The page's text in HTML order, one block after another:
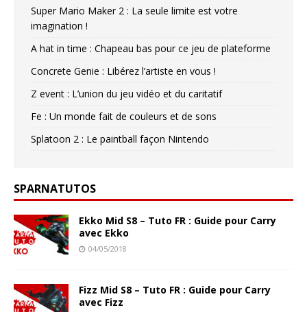
Super Mario Maker 2 : La seule limite est votre
imagination !
A hat in time : Chapeau bas pour ce jeu de plateforme
Concrete Genie : Libérez l’artiste en vous !
Z event : L’union du jeu vidéo et du caritatif
Fe : Un monde fait de couleurs et de sons
Splatoon 2 : Le paintball façon Nintendo
SPARNATUTOS
Ekko Mid S8 – Tuto FR : Guide pour Carry
avec Ekko
04/05/2018
Fizz Mid S8 – Tuto FR : Guide pour Carry
avec Fizz